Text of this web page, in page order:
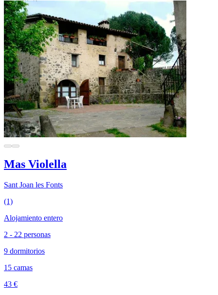
Mas Violella
Sant Joan les Fonts
(1)
Alojamiento entero
2 - 22 personas
9 dormitorios
15 camas
43 €